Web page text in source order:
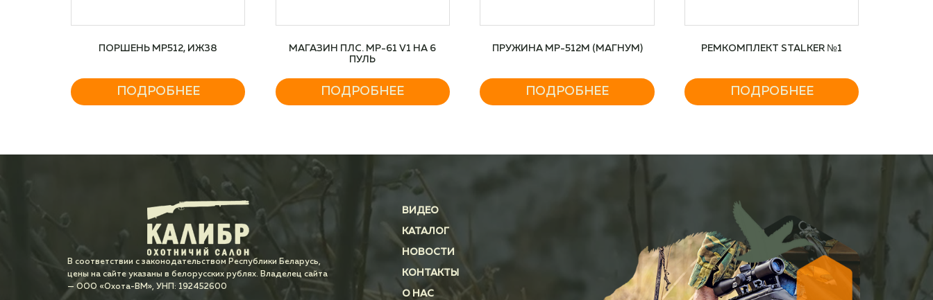
ПОРШЕНЬ МР512, ИЖ38
ПОДРОБНЕЕ
МАГАЗИН ПЛС. МР-61 V1 НА 6
ПУЛЬ
ПОДРОБНЕЕ
ПРУЖИНА МР-512М (МАГНУМ)
ПОДРОБНЕЕ
РЕМКОМПЛЕКТ STALKER №1
ПОДРОБНЕЕ
В соответствии с законодательством Республики Беларусь,
цены на сайте указаны в белорусских рублях. Владелец сайта
— ООО «Охота-ВМ», УНП: 192452600
ВИДЕО
КАТАЛОГ
НОВОСТИ
КОНТАКТЫ
О НАС